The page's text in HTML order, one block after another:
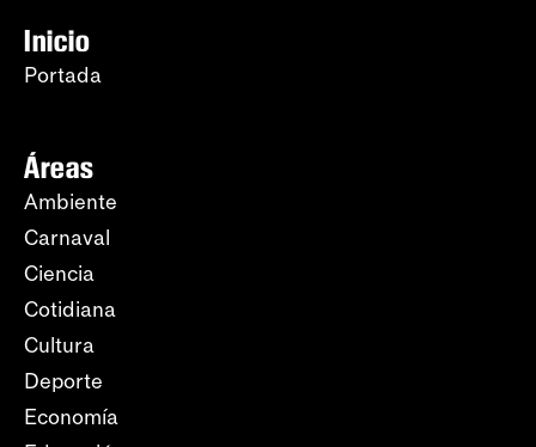
Inicio
Portada
Áreas
Ambiente
Carnaval
Ciencia
Cotidiana
Cultura
Deporte
Economía